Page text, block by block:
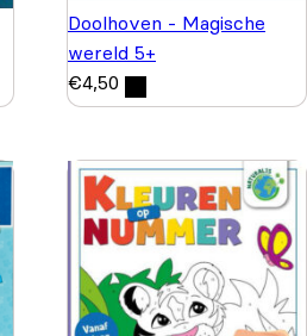
Doolhoven - Magische
wereld 5+
€4,50